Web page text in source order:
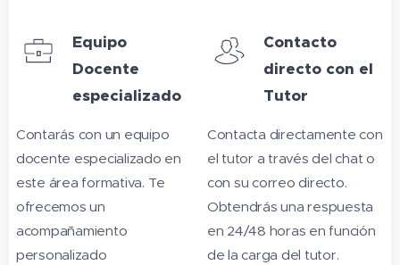
Equipo
Docente
especializado
Contarás con un equipo
docente especializado en
este área formativa. Te
ofrecemos un
acompañamiento
personalizado
Contacto
directo con el
Tutor
Contacta directamente con
el tutor a través del chat o
con su correo directo.
Obtendrás una respuesta
en 24/48 horas en función
de la carga del tutor.